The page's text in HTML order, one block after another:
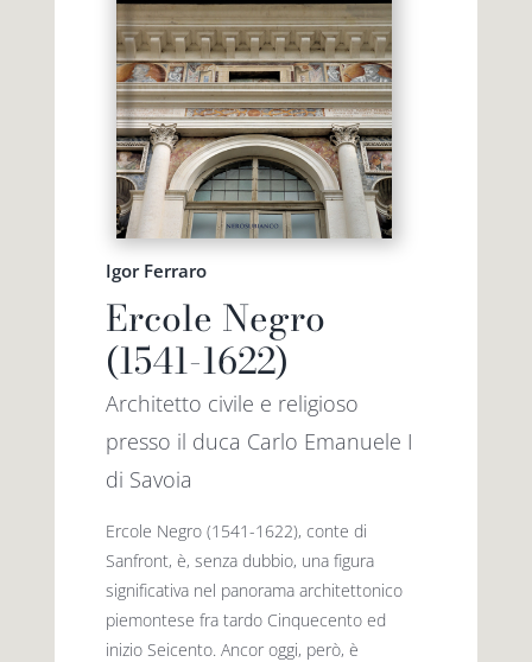
Igor Ferraro
Ercole Negro
(1541-1622)
Architetto civile e religioso
presso il duca Carlo Emanuele I
di Savoia
Ercole Negro (1541-1622), conte di
Sanfront, è, senza dubbio, una figura
significativa nel panorama architettonico
piemontese fra tardo Cinquecento ed
inizio Seicento. Ancor oggi, però, è